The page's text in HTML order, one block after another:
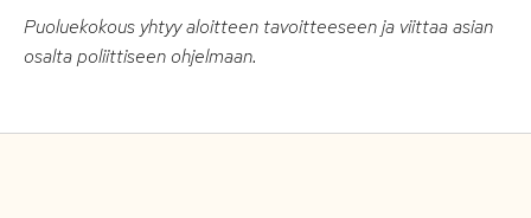
Puoluekokous yhtyy aloitteen tavoitteeseen ja viittaa asian
osalta poliittiseen ohjelmaan.